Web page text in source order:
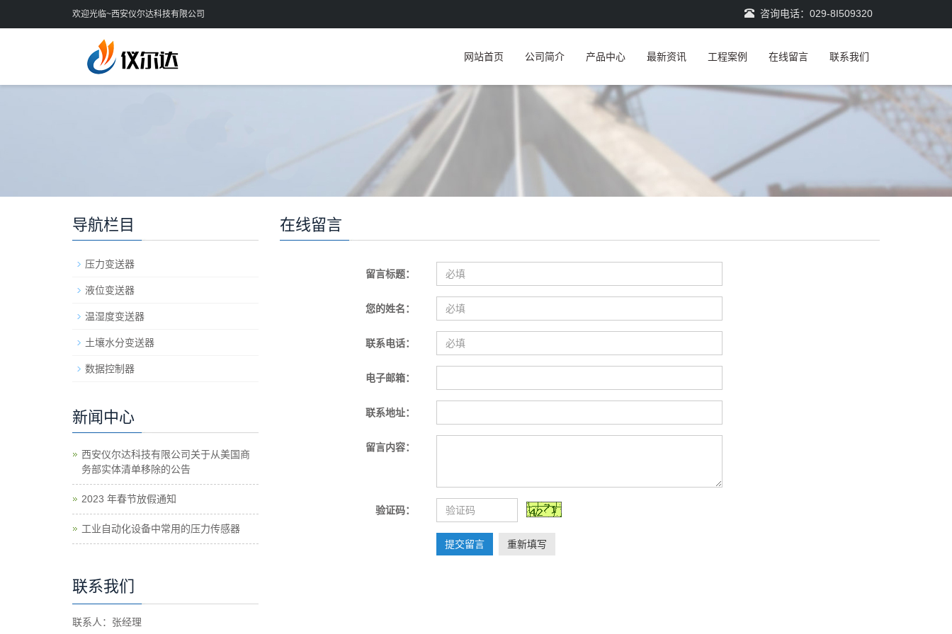
欢迎光临~西安仪尔达科技有限公司 咨询电话：029-8I509320
网站首页 公司简介 产品中心 最新资讯 工程案例 在线留言 联系我们
在线留言
留言标题：
您的姓名：
联系电话：
电子邮箱：
联系地址：
留言内容：
验证码：
提交留言 重新填写
导航栏目
压力变送器
液位变送器
温湿度变送器
土壤水分变送器
数据控制器
新闻中心
西安仪尔达科技有限公司关于从美国商
务部实体清单移除的公告
2023 年春节放假通知
工业自动化设备中常用的压力传感器
联系我们
联系人：张经理